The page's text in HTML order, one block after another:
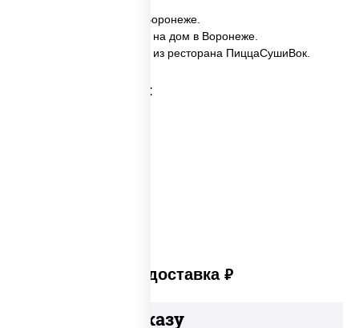
✅ Набор №5 заказать в Воронеже.
✅ Набор №5 с доставкой на дом в Воронеже.
✅ Набор №5 в Воронеже из ресторана ПиццаСушиВок.
Категории товара:
Платная доставка руб
Добавьте к заказу